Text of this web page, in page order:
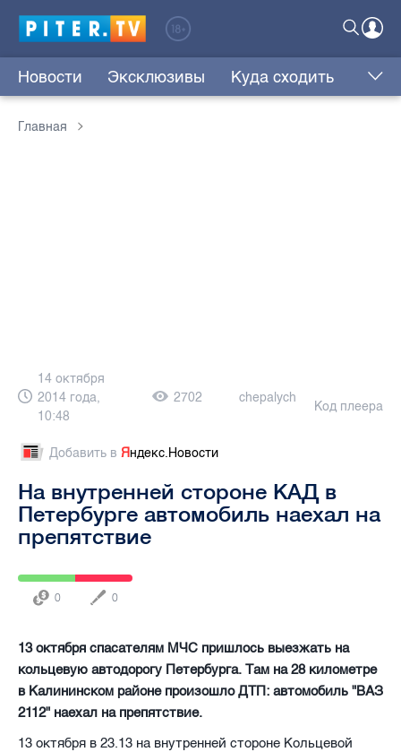
Новости Эксклюзивы Куда сходить
Главная
14 октября
2014 года,
10:48
2702 chepalych
Код плеера
Добавить в Яндекс.Новости
На внутренней стороне КАД в
Петербурге автомобиль наехал на
препятствие
0 0
13 октября спасателям МЧС пришлось выезжать на
кольцевую автодорогу Петербурга. Там на 28 километре
в Калининском районе произошло ДТП: автомобиль "ВАЗ
2112" наехал на препятствие.
13 октября в 23.13 на внутренней стороне Кольцевой